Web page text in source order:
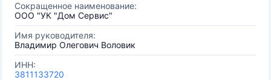
Сокращенное наименование:
ООО "УК "Дом Сервис"
Имя руководителя:
Владимир Олегович Воловик
ИНН:
3811133720